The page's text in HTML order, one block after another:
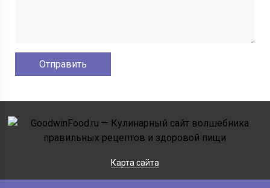
Карта сайта